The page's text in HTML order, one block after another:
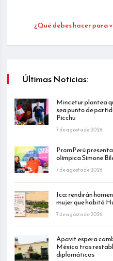
¿Qué debes hacer para
Últimas Noticias:
Mincetur plantea
sea punto de
Picchu
7 de agosto de 2026
PromPerú
olímpica Simone
7 de agosto de 2026
Ica: rendirán
mujer que habitó
7 de agosto de 2026
Apavit espera
México tras
diplomáticas